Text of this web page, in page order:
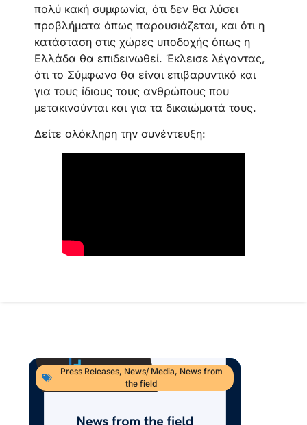
πολύ κακή συμφωνία, ότι δεν θα λύσει
προβλήματα όπως παρουσιάζεται, και ότι η
κατάσταση στις χώρες υποδοχής όπως η
Ελλάδα θα επιδεινωθεί. Έκλεισε λέγοντας,
ότι το Σύμφωνο θα είναι επιβαρυντικό και
για τους ίδιους τους ανθρώπους που
μετακινούνται και για τα δικαιώματά τους.
Δείτε ολόκληρη την συνέντευξη:
Press Releases, News/ Media, News from
the field